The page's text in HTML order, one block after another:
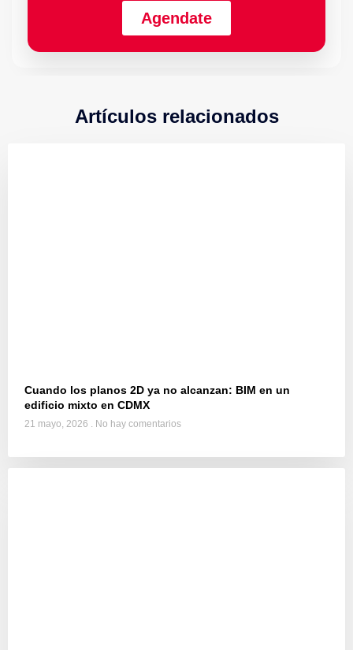
Agendate
Artículos relacionados
Cuando los planos 2D ya no alcanzan: BIM en un
edificio mixto en CDMX
21 mayo, 2026 No hay comentarios